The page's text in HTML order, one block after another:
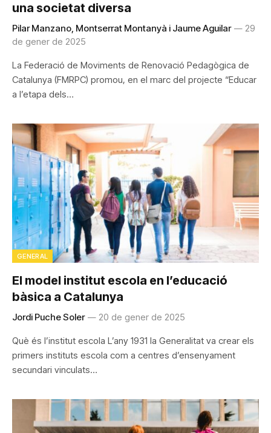
una societat diversa
Pilar Manzano, Montserrat Montanyà i Jaume Aguilar
29
de gener de 2025
La Federació de Moviments de Renovació Pedagògica de
Catalunya (FMRPC) promou, en el marc del projecte “Educar
a l’etapa dels…
GENERAL
El model institut escola en l’educació
bàsica a Catalunya
Jordi Puche Soler 20 de gener de 2025
Què és l’institut escola L’any 1931 la Generalitat va crear els
primers instituts escola com a centres d’ensenyament
secundari vinculats…